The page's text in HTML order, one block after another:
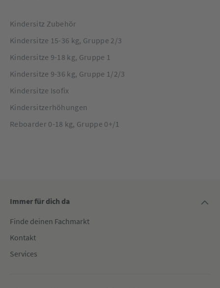
Kindersitz Zubehör
Kindersitze 15-36 kg, Gruppe 2/3
Kindersitze 9-18 kg, Gruppe 1
Kindersitze 9-36 kg, Gruppe 1/2/3
Kindersitze Isofix
Kindersitzerhöhungen
Reboarder 0-18 kg, Gruppe 0+/1
Immer für dich da
Finde deinen Fachmarkt
Kontakt
Services